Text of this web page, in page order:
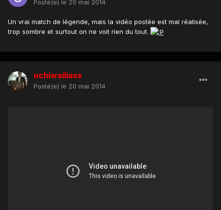
Posté(e) le 20 mai 2014
Un vrai match de légende, mais la vidéo postée est mal réalisée,
trop sombre et surtout on ne voit rien du tout.
uchiwailiass
Posté(e) le 20 mai 2014